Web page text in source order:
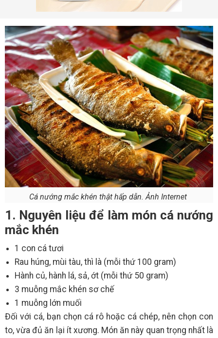
Cá nướng mắc khén thật hấp dẫn. Ảnh Internet
1. Nguyên liệu để làm món cá nướng
mắc khén
1 con cá tươi
Rau húng, mùi tàu, thì là (mỗi thứ 100 gram)
Hành củ, hành lá, sả, ớt (mỗi thứ 50 gram)
3 muỗng mắc khén sơ chế
1 muỗng lớn muối
Đối với cá, bạn chọn cá rô hoặc cá chép, nên chọn con
to, vừa đủ ăn lại ít xương. Món ăn này quan trọng nhất là